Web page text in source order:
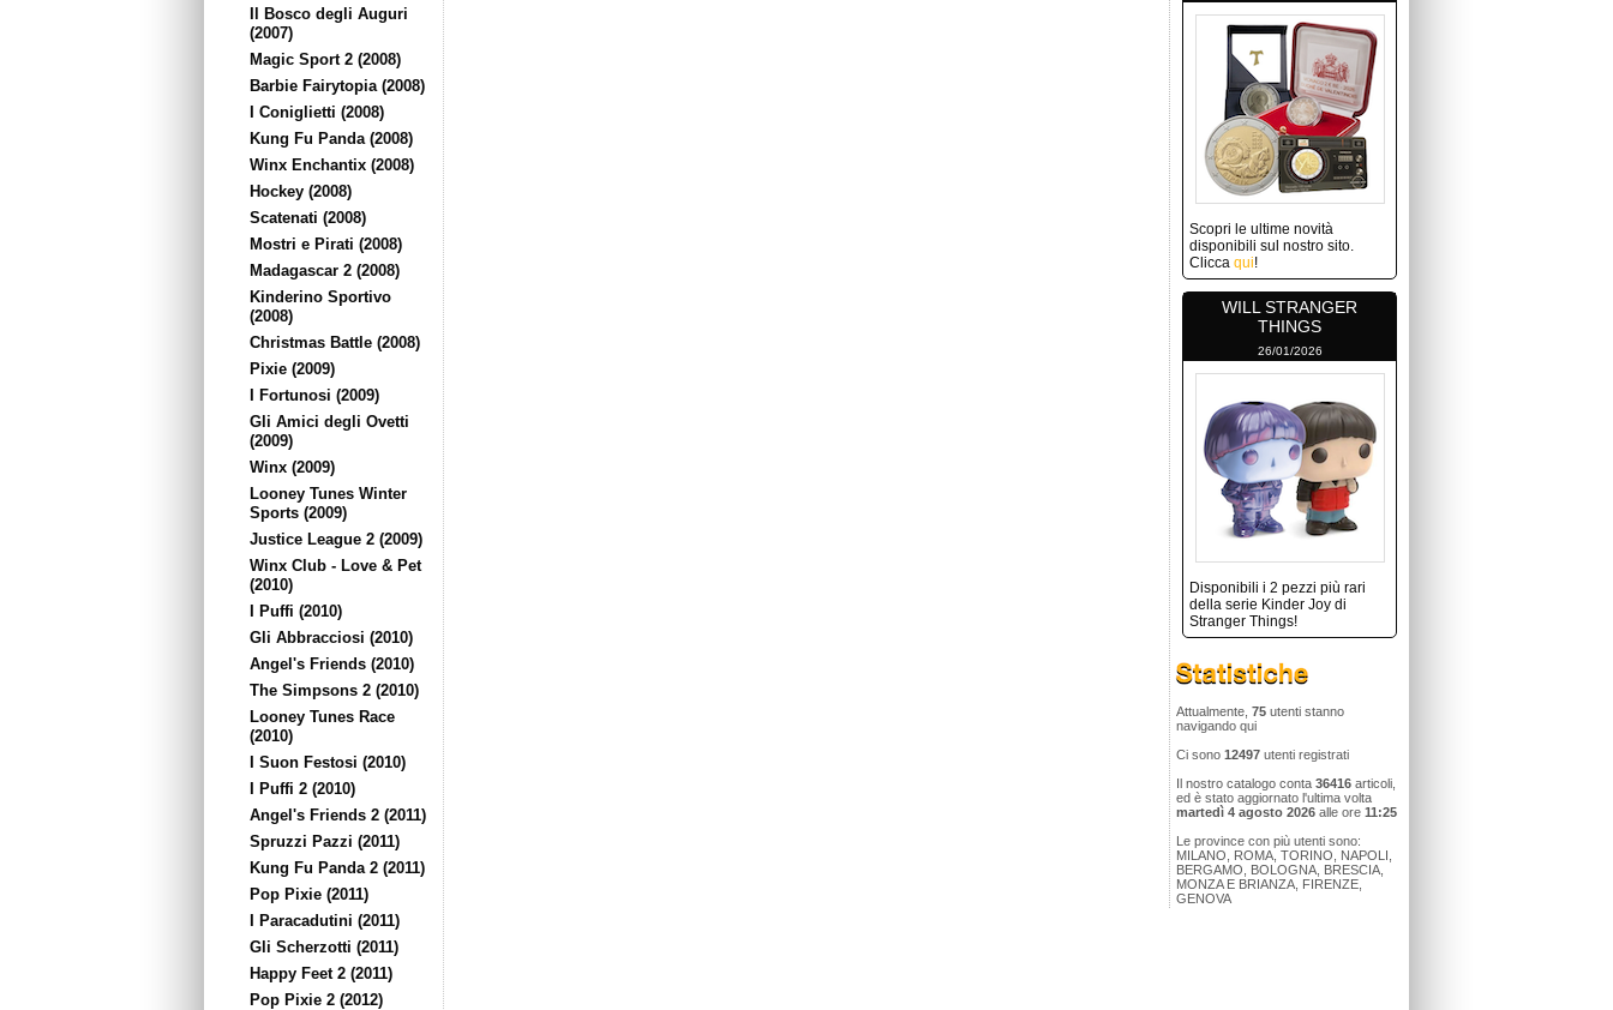
Il Bosco degli Auguri
(2007)
Magic Sport 2 (2008)
Barbie Fairytopia (2008)
I Coniglietti (2008)
Kung Fu Panda (2008)
Winx Enchantix (2008)
Hockey (2008)
Scatenati (2008)
Mostri e Pirati (2008)
Madagascar 2 (2008)
Kinderino Sportivo
(2008)
Christmas Battle (2008)
Pixie (2009)
I Fortunosi (2009)
Gli Amici degli Ovetti
(2009)
Winx (2009)
Looney Tunes Winter
Sports (2009)
Justice League 2 (2009)
Winx Club - Love & Pet
(2010)
I Puffi (2010)
Gli Abbracciosi (2010)
Angel's Friends (2010)
The Simpsons 2 (2010)
Looney Tunes Race
(2010)
I Suon Festosi (2010)
I Puffi 2 (2010)
Angel's Friends 2 (2011)
Spruzzi Pazzi (2011)
Kung Fu Panda 2 (2011)
Pop Pixie (2011)
I Paracadutini (2011)
Gli Scherzotti (2011)
Happy Feet 2 (2011)
Pop Pixie 2 (2012)
Scopri le ultime novità
disponibili sul nostro sito.
Clicca qui!
WILL STRANGER
THINGS
26/01/2026
Disponibili i 2 pezzi più rari
della serie Kinder Joy di
Stranger Things!
Attualmente, 75 utenti stanno
navigando qui
Ci sono 12497 utenti registrati
Il nostro catalogo conta 36416 articoli,
ed è stato aggiornato l'ultima volta
martedì 4 agosto 2026 alle ore 11:25
Le province con più utenti sono:
MILANO, ROMA, TORINO, NAPOLI,
BERGAMO, BOLOGNA, BRESCIA,
MONZA E BRIANZA, FIRENZE,
GENOVA